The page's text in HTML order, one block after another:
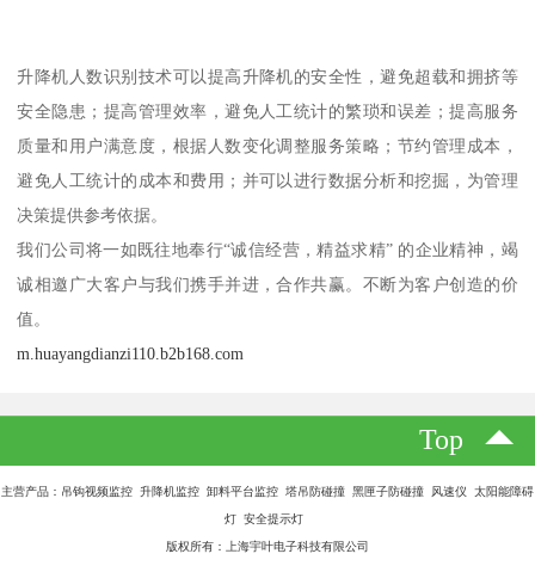
升降机人数识别技术可以提高升降机的安全性，避免超载和拥挤等
安全隐患；提高管理效率，避免人工统计的繁琐和误差；提高服务
质量和用户满意度，根据人数变化调整服务策略；节约管理成本，
避免人工统计的成本和费用；并可以进行数据分析和挖掘，为管理
决策提供参考依据。
我们公司将一如既往地奉行“诚信经营，精益求精” 的企业精神，竭
诚相邀广大客户与我们携手并进，合作共赢。不断为客户创造的价
值。
m.huayangdianzi110.b2b168.com
Top
主营产品：吊钩视频监控 升降机监控 卸料平台监控 塔吊防碰撞 黑匣子防碰撞 风速仪 太阳能障碍
灯 安全提示灯
版权所有：上海宇叶电子科技有限公司